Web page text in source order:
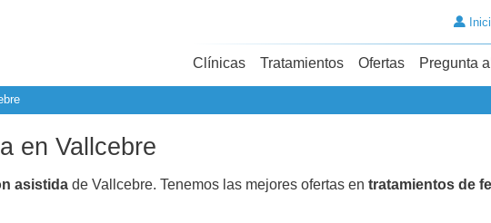
Clínicas Tratamientos Ofertas Pregunta
en Vallcebre
asistida de Vallcebre. Tenemos las mejores ofertas en tratamientos de